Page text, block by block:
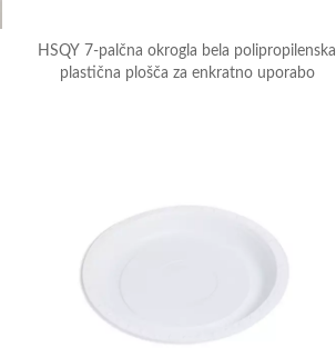
HSQY 7-palčna okrogla bela polipropilenska
plastična plošča za enkratno uporabo